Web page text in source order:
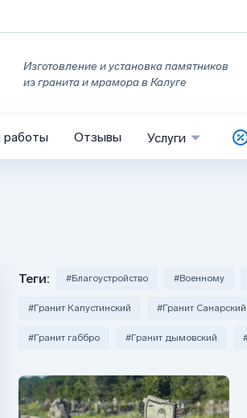
Изготовление и установка памятников
из гранита и мрамора в Калуге
работы Отзывы Услуги
Теги: #Благоустройство #Военному
#Гранит Капустинский #Гранит Санарский
#Гранит габбро #Гранит дымовский